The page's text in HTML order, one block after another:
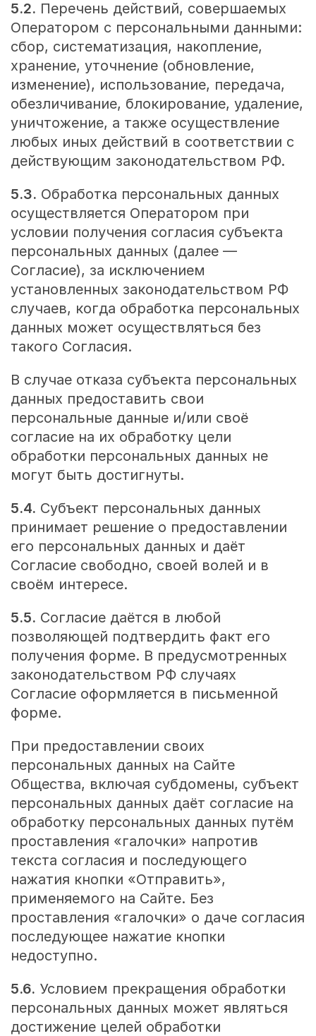
5.2. Перечень действий, совершаемых
Оператором с персональными данными:
сбор, систематизация, накопление,
хранение, уточнение (обновление,
изменение), использование, передача,
обезличивание, блокирование, удаление,
уничтожение, а также осуществление
любых иных действий в соответствии с
действующим законодательством РФ.
5.3. Обработка персональных данных
осуществляется Оператором при
условии получения согласия субъекта
персональных данных (далее —
Согласие), за исключением
установленных законодательством РФ
случаев, когда обработка персональных
данных может осуществляться без
такого Согласия.
В случае отказа субъекта персональных
данных предоставить свои
персональные данные и/или своё
согласие на их обработку цели
обработки персональных данных не
могут быть достигнуты.
5.4. Субъект персональных данных
принимает решение о предоставлении
его персональных данных и даёт
Согласие свободно, своей волей и в
своём интересе.
5.5. Согласие даётся в любой
позволяющей подтвердить факт его
получения форме. В предусмотренных
законодательством РФ случаях
Согласие оформляется в письменной
форме.
При предоставлении своих
персональных данных на Сайте
Общества, включая субдомены, субъект
персональных данных даёт согласие на
обработку персональных данных путём
проставления «галочки» напротив
текста согласия и последующего
нажатия кнопки «Отправить»,
применяемого на Сайте. Без
проставления «галочки» о даче согласия
последующее нажатие кнопки
недоступно.
5.6. Условием прекращения обработки
персональных данных может являться
достижение целей обработки